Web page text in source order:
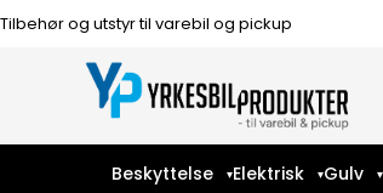
Tilbehør og utstyr til varebil og pickup
Beskyttelse Elektrisk Gulv